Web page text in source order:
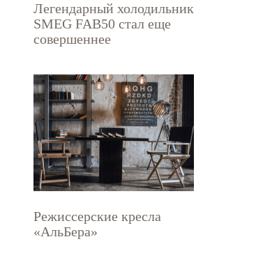
Легендарный холодильник
SMEG FAB50 стал еще
совершеннее
Режиссерские кресла
«АльБера»